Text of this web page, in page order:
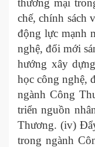
thương mại
chế, chính sách
động lực mạnh
nghệ, đổi mới
hướng xây
học công nghệ,
ngành Công
triển nguồn
Thương. (iv)
trong ngành